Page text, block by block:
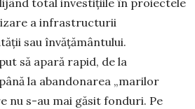
total investițiile în proiectele
a infrastructurii
sau învățământului.
să apară rapid, de la
la aban­do­narea „marilor
nu s-au mai găsit fon­duri. Pe